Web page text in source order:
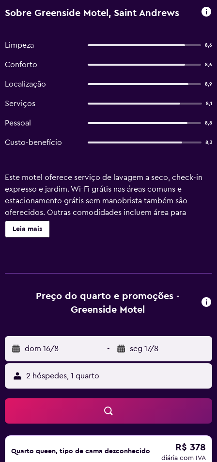
Sobre Greenside Motel, Saint Andrews
Limpeza 8,6
Conforto 8,6
Localização 8,9
Serviços 8,1
Pessoal 8,8
Custo-benefício 8,3
Este motel oferece serviço de lavagem a seco, check-in
expresso e jardim. Wi-Fi grátis nas áreas comuns e
estacionamento grátis sem manobrista também são
oferecidos. Outras comodidades incluem área para
piquenique. Arrumação limitada está disponível.
Greenside motel dispõe de 17 acomodações com ar-
diariamente.
Leia mais
Preço do quarto e promoções -
Greenside Motel
dom 16/8 - seg 17/8
2 hóspedes, 1 quarto
Quarto queen, tipo de cama desconhecido R$ 378
diária com IVA